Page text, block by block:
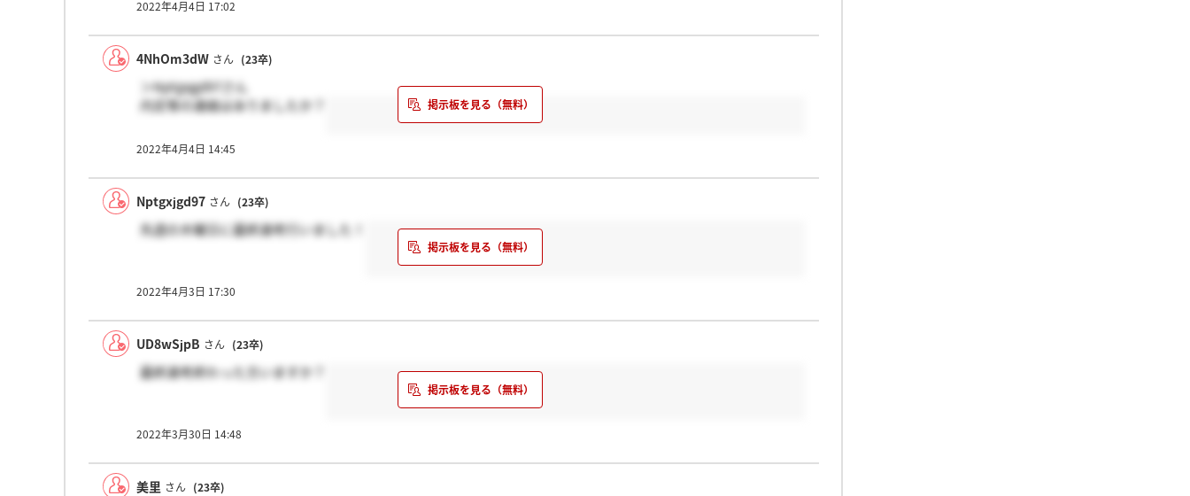
2022年4月4日 17:02
4NhOm3dW さん (23卒)
＞Nptgxjgd97さん
内定等の連絡はありましたか？
2022年4月4日 14:45
Nptgxjgd97 さん (23卒)
先週の木曜日に最終選考行いました！
2022年4月3日 17:30
UD8wSjpB さん (23卒)
最終選考終わった方いますか？
2022年3月30日 14:48
美里 さん (23卒)